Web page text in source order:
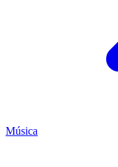
Música